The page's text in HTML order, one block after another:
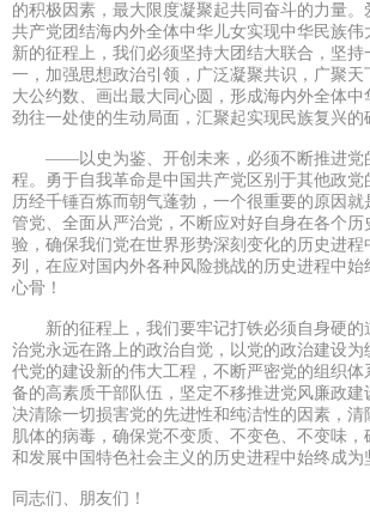
的积极因素，最大限度凝聚起共同奋斗的力量。
共产党团结海内外全体中华儿女实现中华民族伟
新的征程上，我们必须坚持大团结大联合，坚
一，加强思想政治引领，广泛凝聚共识，广聚天
大公约数、画出最大同心圆，形成海内外全体中
劲往一处使的生动局面，汇聚起实现民族复兴的
——以史为鉴、开创未来，必须不断推进党
程。勇于自我革命是中国共产党区别于其他政党
历经千锤百炼而朝气蓬勃，一个很重要的原因
管党、全面从严治党，不断应对好自身在各个
验，确保我们党在世界形势深刻变化的历史进程
列，在应对国内外各种风险挑战的历史进程中始
心骨！
新的征程上，我们要牢记打铁必须自身硬的
治党永远在路上的政治自觉，以党的政治建设
代党的建设新的伟大工程，不断严密党的组织体
备的高素质干部队伍，坚定不移推进党风廉政建
决清除一切损害党的先进性和纯洁性的因素，
肌体的病毒，确保党不变质、不变色、不变味
和发展中国特色社会主义的历史进程中始终成为
同志们、朋友们！